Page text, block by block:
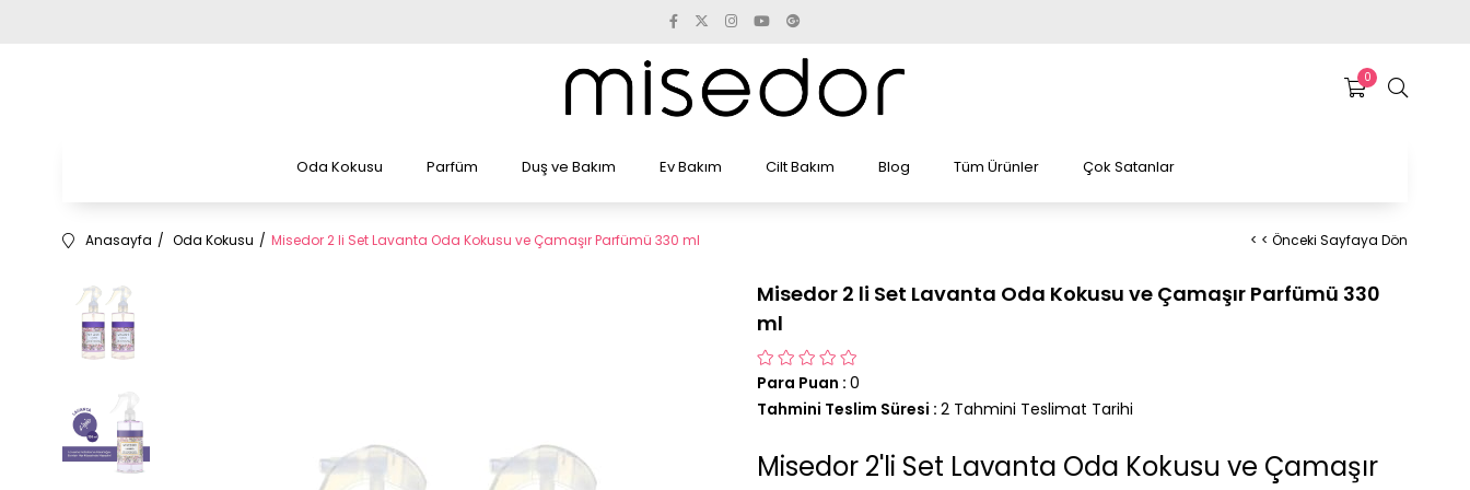
0
Oda Kokusu Parfüm Duş ve Bakım Ev Bakım Cilt Bakım Blog Tüm Ürünler Çok Satanlar
Anasayfa Oda Kokusu Misedor 2 li Set Lavanta Oda Kokusu ve Çamaşır Parfümü 330 ml < < Önceki Sayfaya Dön
Misedor 2 li Set Lavanta Oda Kokusu ve Çamaşır Parfümü 330
ml
Para Puan : 0
Tahmini Teslim Süresi : 2 Tahmini Teslimat Tarihi
Misedor 2'li Set Lavanta Oda Kokusu ve Çamaşır